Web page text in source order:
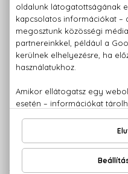
TANGLE TEEZER
The Ultimate Detangler Fine
6.210 Ft